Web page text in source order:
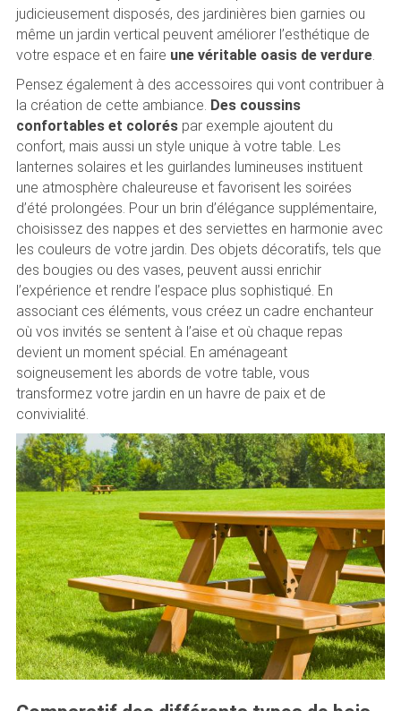
judicieusement disposés, des jardinières bien garnies ou
même un jardin vertical peuvent améliorer l’esthétique de
votre espace et en faire une véritable oasis de verdure.
Pensez également à des accessoires qui vont contribuer à
la création de cette ambiance. Des coussins
confortables et coloréspar exemple ajoutent du
confort, mais aussi un style unique à votre table. Les
lanternes solaires et les guirlandes lumineuses instituent
une atmosphère chaleureuse et favorisent les soirées
d’été prolongées. Pour un brin d’élégance supplémentaire,
choisissez des nappes et des serviettes en harmonie avec
les couleurs de votre jardin. Des objets décoratifs, tels que
des bougies ou des vases, peuvent aussi enrichir
l’expérience et rendre l’espace plus sophistiqué. En
associant ces éléments, vous créez un cadre enchanteur
où vos invités se sentent à l’aise et où chaque repas
devient un moment spécial. En aménageant
soigneusement les abords de votre table, vous
transformez votre jardin en un havre de paix et de
convivialité.